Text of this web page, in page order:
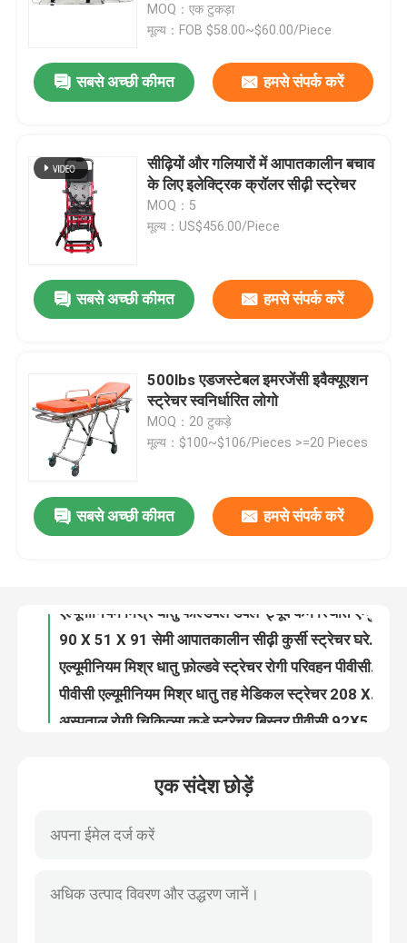
घर
उत्पाद
वीडियो
कारखाने का दौरा
गुणवत्ता नियंत्रण
MOQ：एक टुकड़ा
मूल्य：FOB $58.00~$60.00/Piece
सबसे अच्छी कीमत हमसे संपर्क करें
सीढ़ियों और गलियारों में आपातकालीन बचाव
के लिए इलेक्ट्रिक क्रॉलर सीढ़ी स्ट्रेचर
MOQ：5
मूल्य：US$456.00/Piece
सबसे अच्छी कीमत हमसे संपर्क करें
500lbs एडजस्टेबल इमरजेंसी इवैक्यूएशन
स्ट्रेचर स्वनिर्धारित लोगो
MOQ：20 टुकड़े
मूल्य：$100~$106/Pieces >=20 Pieces
सबसे अच्छी कीमत हमसे संपर्क करें
आपातकालीन बचाव के लिए 75 डिग्री फोल्डिंग एम्बुलेंस स्ट्रेचर 190CM
पीवीसी एल्यूमीनियम मिश्र धातु तह मेडिकल स्ट्रेचर 208 X 55 X 13CM एम्बुलेंस के लिए 9 Kg
अस्पताल रोगी चिकित्सा कूड़े स्ट्रेचर बिस्तर पीवीसी 92X50X10 सीएम मुड़ा हुआ
एक संदेश छोड़ें